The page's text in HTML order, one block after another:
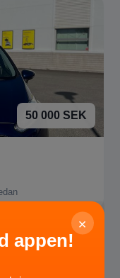
50 000 SEK
×
appen!